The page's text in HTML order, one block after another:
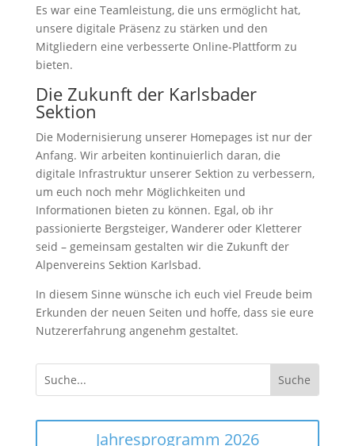
Es war eine Teamleistung, die uns ermöglicht hat,
unsere digitale Präsenz zu stärken und den
Mitgliedern eine verbesserte Online-Plattform zu
bieten.
Die Zukunft der Karlsbader
Sektion
Die Modernisierung unserer Homepages ist nur der
Anfang. Wir arbeiten kontinuierlich daran, die
digitale Infrastruktur unserer Sektion zu verbessern,
um euch noch mehr Möglichkeiten und
Informationen bieten zu können. Egal, ob ihr
passionierte Bergsteiger, Wanderer oder Kletterer
seid – gemeinsam gestalten wir die Zukunft der
Alpenvereins Sektion Karlsbad.
In diesem Sinne wünsche ich euch viel Freude beim
Erkunden der neuen Seiten und hoffe, dass sie eure
Nutzererfahrung angenehm gestaltet.
Jahresprogramm 2026